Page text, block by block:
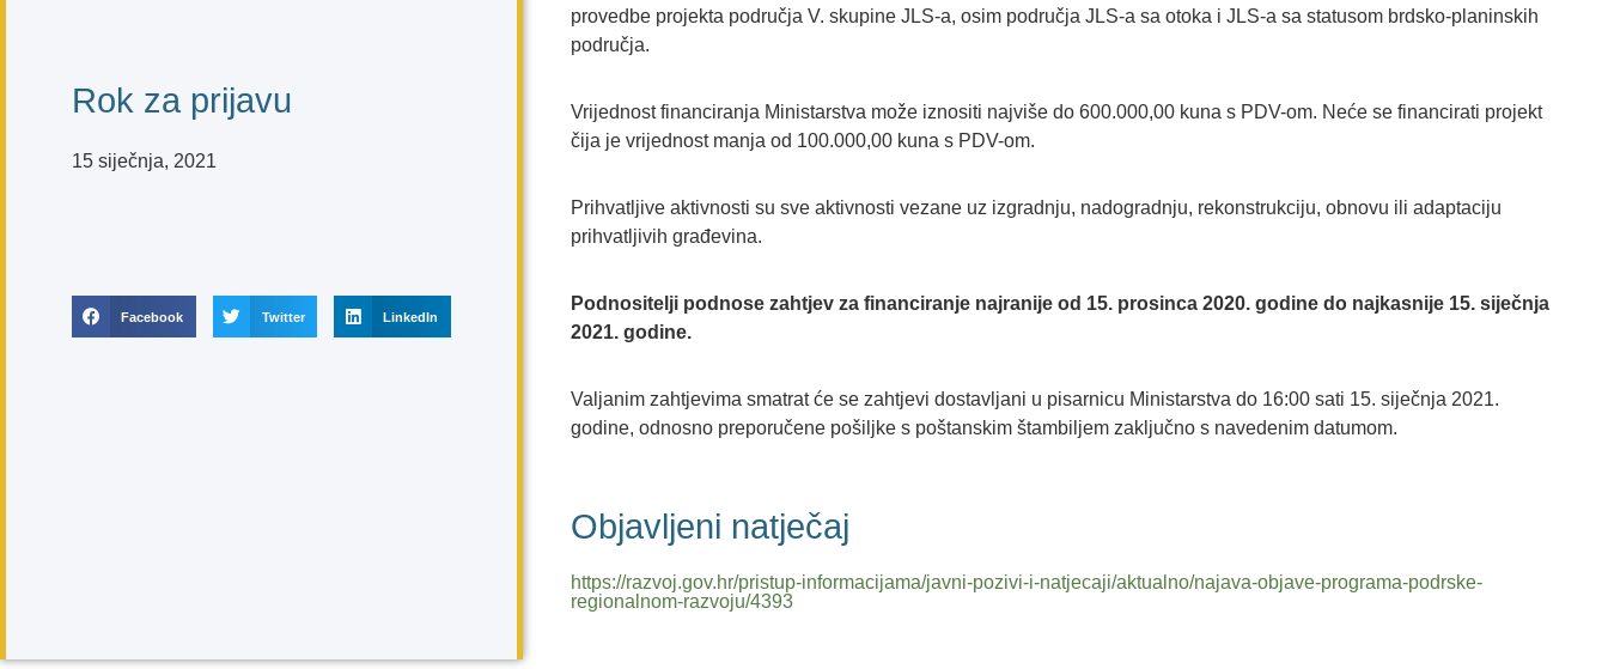
Rok za prijavu
15 siječnja, 2021
Facebook Twitter LinkedIn
provedbe projekta područja V. skupine JLS-a, osim područja JLS-a sa otoka i JLS-a sa statusom brdsko-planinskih
područja.
Vrijednost financiranja Ministarstva može iznositi najviše do 600.000,00 kuna s PDV-om. Neće se financirati projekt
čija je vrijednost manja od 100.000,00 kuna s PDV-om.
Prihvatljive aktivnosti su sve aktivnosti vezane uz izgradnju, nadogradnju, rekonstrukciju, obnovu ili adaptaciju
prihvatljivih građevina.
Podnositelji podnose zahtjev za financiranje najranije od 15. prosinca 2020. godine do najkasnije 15. siječnja
2021. godine.
Valjanim zahtjevima smatrat će se zahtjevi dostavljani u pisarnicu Ministarstva do 16:00 sati 15. siječnja 2021.
godine, odnosno preporučene pošiljke s poštanskim štambiljem zaključno s navedenim datumom.
Objavljeni natječaj
https://razvoj.gov.hr/pristup-informacijama/javni-pozivi-i-natjecaji/aktualno/najava-objave-programa-podrske-
regionalnom-razvoju/4393